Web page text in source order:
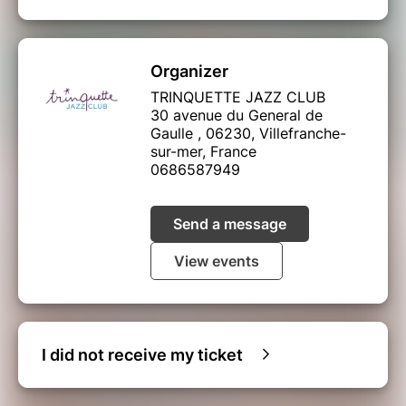
Organizer
TRINQUETTE JAZZ CLUB
30 avenue du General de
Gaulle , 06230, Villefranche-
sur-mer, France
0686587949
Send a message
View events
I did not receive my ticket